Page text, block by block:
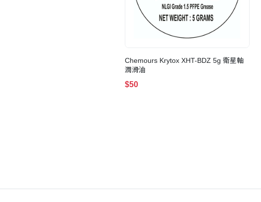
Chemours Krytox XHT-BDZ 5g 衛星軸
潤滑油
$50